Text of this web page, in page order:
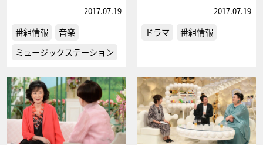
2017.07.19
番組情報
音楽
ミュージックステーション
2017.07.19
ドラマ 番組情報